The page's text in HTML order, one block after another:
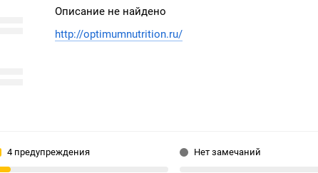
Описание не найдено
http://optimumnutrition.ru/
4 предупреждения Нет замечаний